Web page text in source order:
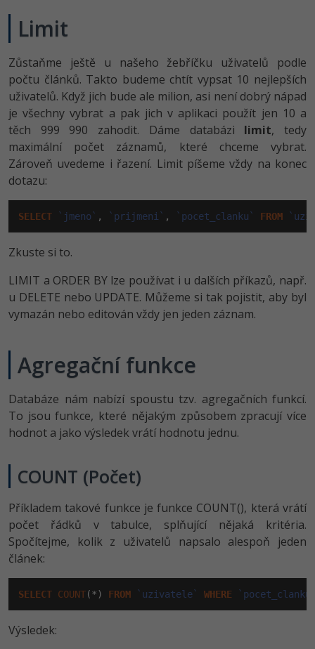
Limit
Zůstaňme ještě u našeho žebříčku uživatelů podle
počtu článků. Takto budeme chtít vypsat 10 nejlepších
uživatelů. Když jich bude ale milion, asi není dobrý nápad
je všechny vybrat a pak jich v aplikaci použít jen 10 a
těch 999 990 zahodit. Dáme databázi limit, tedy
maximální počet záznamů, které chceme vybrat.
Zároveň uvedeme i řazení. Limit píšeme vždy na konec
dotazu:
SELECT `jmeno` , `prijmeni` , `pocet_clanku` FROM
Zkuste si to.
LIMIT a ORDER BY lze používat i u dalších příkazů, např.
u DELETE nebo UPDATE. Můžeme si tak pojistit, aby byl
vymazán nebo editován vždy jen jeden záznam.
Agregační funkce
Databáze nám nabízí spoustu tzv. agregačních funkcí.
To jsou funkce, které nějakým způsobem zpracují více
hodnot a jako výsledek vrátí hodnotu jednu.
COUNT (Počet)
Příkladem takové funkce je funkce COUNT(), která vrátí
počet řádků v tabulce, splňující nějaká kritéria.
Spočítejme, kolik z uživatelů napsalo alespoň jeden
článek:
SELECT COUNT(*) FROM `uzivatele` WHERE
Výsledek: